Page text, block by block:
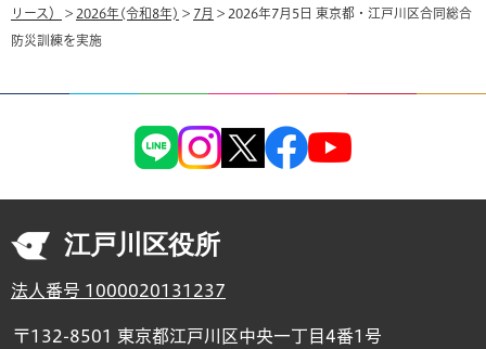
リース） > 2026年(令和8年) > 7月 > 2026年7月5日 東京都・江戸川区合同総合
防災訓練を実施
江戸川区役所
法人番号 1000020131237
〒132-8501 東京都江戸川区中央一丁目4番1号